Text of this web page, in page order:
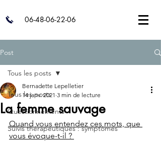
06-48-06-22-06
Post
Tous les posts
Questionnements
Suivis thérapeutiques : symptômes
Tous les posts
La femme sauvage
Bernadette Lepelletier
14 janv. 2021 3 min de lecture
Quand vous entendez ces mots, que
vous évoque-t-il ?